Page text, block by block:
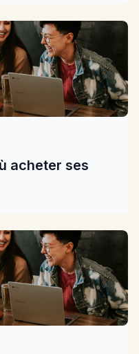
acheter ses